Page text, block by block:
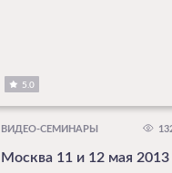
5.0
ВИДЕО-СЕМИНАРЫ
Москва 11 и 12 мая 2013